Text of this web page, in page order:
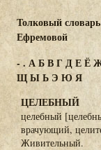
Толковый
Ефремовой
- . АБВГДЕЁ
ЩЫЬЭ ЮЯ
ЦЕЛЕБНЫЙ
целебный
врачующий,
Живительный.